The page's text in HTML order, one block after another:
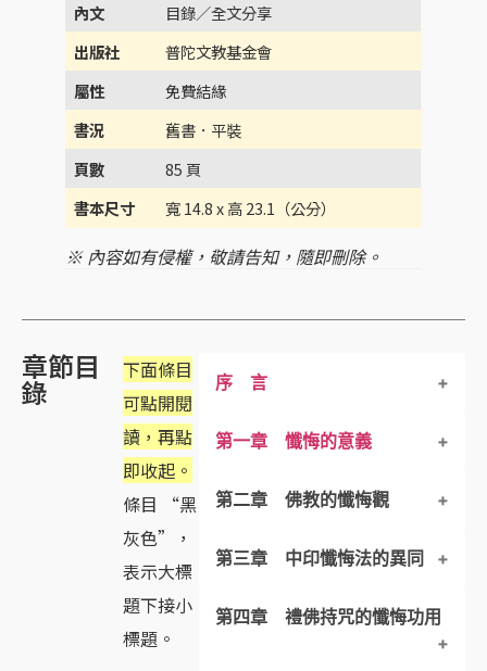
內文 目錄／全文分享
出版社 普陀文教基金會
屬性 免費結緣
書況 舊書．平裝
頁數 85 頁
書本尺寸寬 14.8 x 高 23.1（公分）
※ 內容如有侵權，敬請告知，隨即刪除。
章節目
錄
下面條目
可點開閱
讀，再點
即收起。
條目 “黑
灰色”，
表示大標
題下接小
標題。
序 言
第一章 懺悔的意義
第二章 佛教的懺悔觀
第一節 前言
第二節 三種懺法的內容
第三章 中印懺悔法的異同
第一節 懺悔的次序
第四章 禮佛持咒的懺悔功用